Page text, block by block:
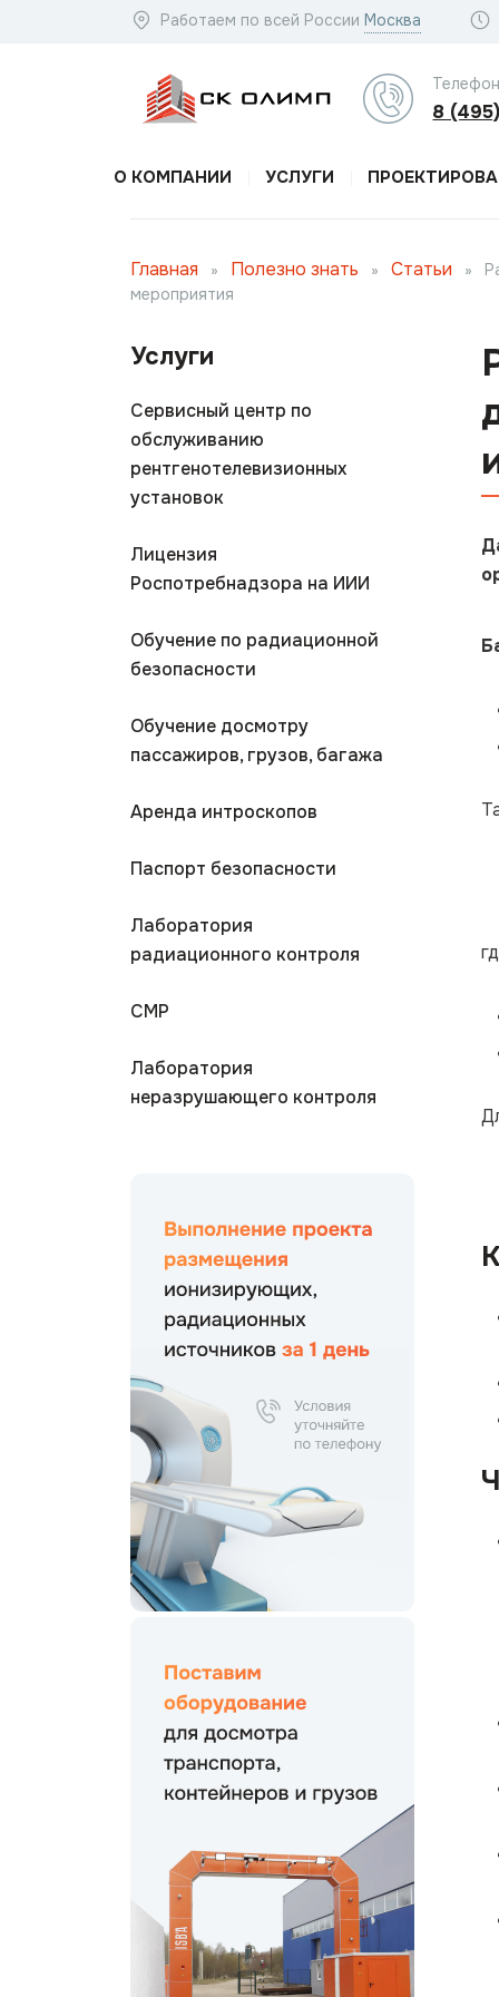
Работаем по всей России Москва
8
О КОМПАНИИ УСЛУГИ
Главная » Полезно знать » Статьи »
мероприятия
Услуги
Сервисный центр по
обслуживанию
рентгенотелевизионных
установок
Лицензия
Роспотребнадзора на ИИИ
Обучение по радиационной
безопасности
Обучение досмотру
пассажиров, грузов, багажа
Аренда интроскопов
Паспорт безопасности
Лаборатория
радиационного контроля
СМР
Лаборатория
неразрушающего контроля